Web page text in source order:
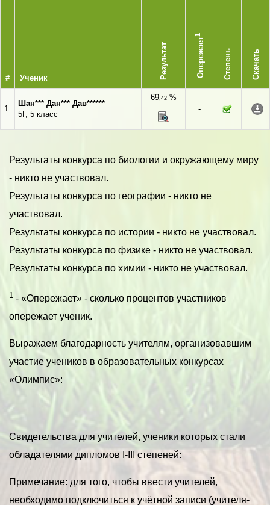
# Ученик Результат Опережает
1
Степень Скачать
1.
Шан*** Дан*** Дав******
5Г, 5 класс
69,42%
-
Результаты конкурса по биологии и окружающему миру
- никто не участвовал.
Результаты конкурса по географии - никто не
участвовал.
Результаты конкурса по истории - никто не участвовал.
Результаты конкурса по физике - никто не участвовал.
Результаты конкурса по химии - никто не участвовал.
1 - «Опережает» - сколько процентов участников
опережает ученик.
Выражаем благодарность учителям, организовавшим
участие учеников в образовательных конкурсах
«Олимпис»:
Свидетельства для учителей, ученики которых стали
обладателями дипломов I-III степеней:
Примечание: для того, чтобы ввести учителей,
необходимо подключиться к учётной записи (учителя-